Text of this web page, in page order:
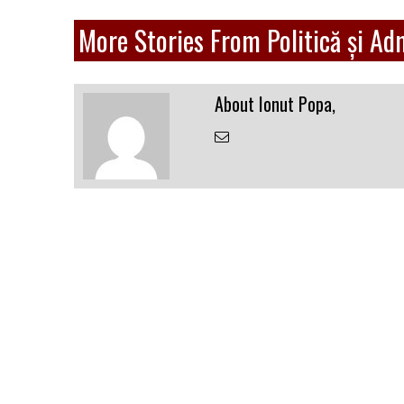
More Stories From Politică și
About Ionut Popa,
Email